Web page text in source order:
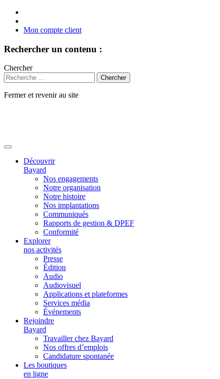
Mon compte client
Rechercher un contenu :
Chercher
Fermer et revenir au site
Découvrir
Bayard
Nos engagements
Notre organisation
Notre histoire
Nos implantations
Communiqués
Rapports de gestion & DPEF
Conformité
Explorer
nos activités
Presse
Édition
Audio
Audiovisuel
Applications et plateformes
Services média
Événements
Rejoindre
Bayard
Travailler chez Bayard
Nos offres d’emplois
Candidature spontanée
Les boutiques
en ligne